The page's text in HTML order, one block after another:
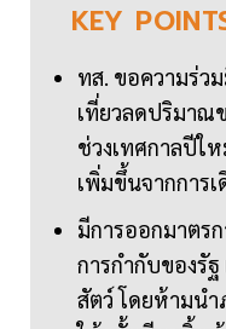
KEY
ทส. ขอความร่ว
เที่ยวลดปริมาณ
ช่วงเทศกาลปีใ
เพิ่มขึ้นจากการ
มีการออกมาตร
การกำกับของรั
สัตว์ โดยห้ามน